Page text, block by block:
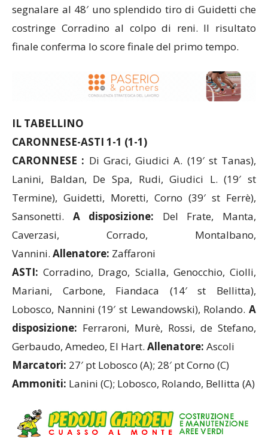
segnalare al 48′ uno splendido tiro di Guidetti che
costringe Corradino al colpo di reni. Il risultato
finale conferma lo score finale del primo tempo.
Termine), Guidetti, Moretti, Corno (39′ st Ferrè),
Caverzasi, Corrado, Montalbano,
Lobosco, Nannini (19′ st Lewandowski), Rolando.
Ferraroni, Murè, Rossi, de Stefano,
Gerbaudo, Amedeo, El Hart.
Marcatori: